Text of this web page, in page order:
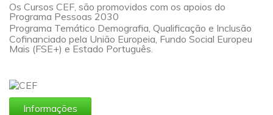
Os Cursos CEF, são promovidos com os apoios do
Programa Pessoas 2030
Programa Temático Demografia, Qualificação e Inclusão
Cofinanciado pela União Europeia, Fundo Social Europeu
Mais (FSE+) e Estado Português.
Informações